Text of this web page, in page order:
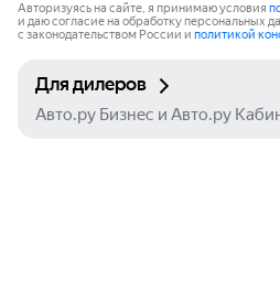
Авторизуясь на сайте, я принимаю условия
и даю согласие на обработку персональных
с законодательством России и политикой
Для дилеров
Авто.ру Бизнес и Авто.ру